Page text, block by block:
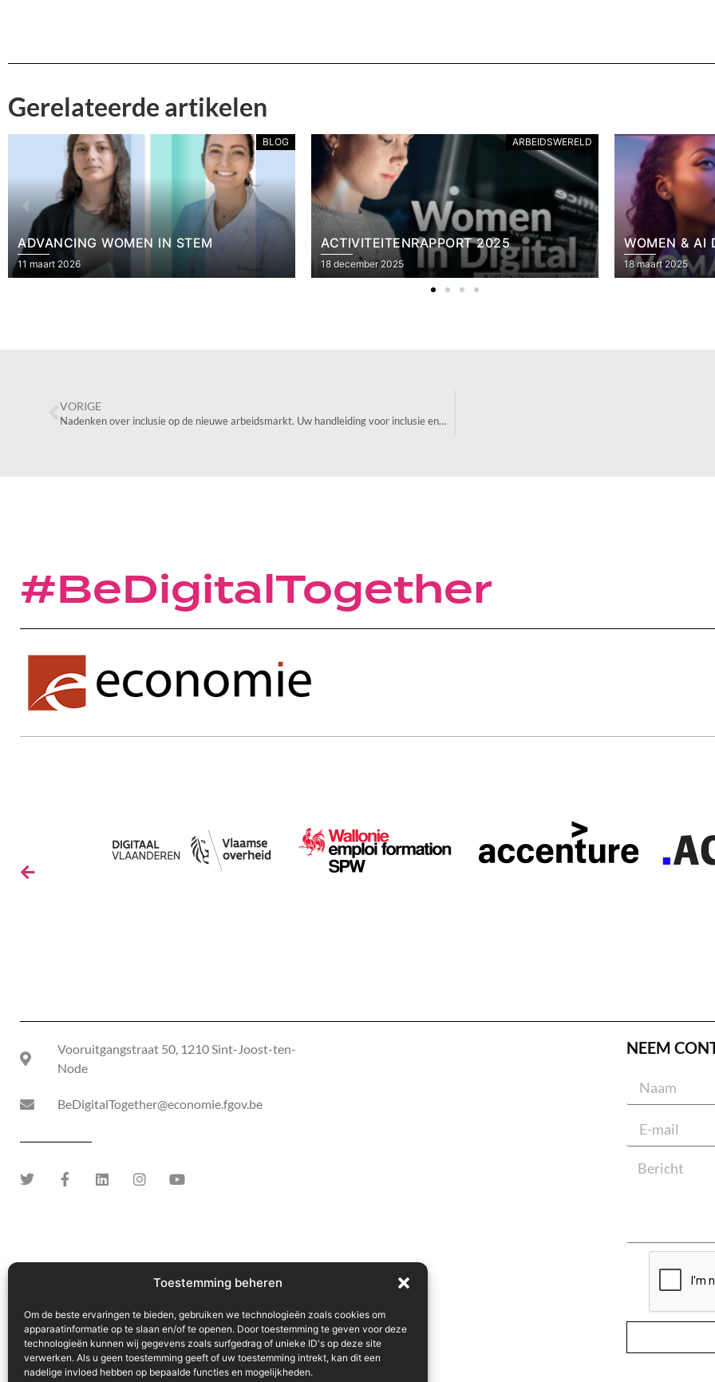
Toestemming beheren
Om de beste ervaringen te bieden, gebruiken we technologieën zoals cookies om
apparaatinformatie op te slaan en/of te openen. Door toestemming te geven voor deze
technologieën kunnen wij gegevens zoals surfgedrag of unieke ID's op deze site
verwerken. Als u geen toestemming geeft of uw toestemming intrekt, kan dit een
nadelige invloed hebben op bepaalde functies en mogelijkheden.
Gerelateerde artikelen
ARBEIDSWERELD
ACTIVITEITENRAPPORT 2025
18 december 2025
BEHOUD VAN VROUWEN IN DIGITAL
WOMEN & AI DAY
18 maart 2025
SHE LOVES
12 maart 2025
VORIGE
Nadenken over inclusie op de nieuwe arbeidsmarkt. Uw handleiding voor inclusie en man-vrouwgelijkheid in een post-pandemische wereld.
#BeDigitalTogether
Vooruitgangstraat 50, 1210 Sint-Joost-ten-
Node
BeDigitalTogether@economie.fgov.be
NEEM